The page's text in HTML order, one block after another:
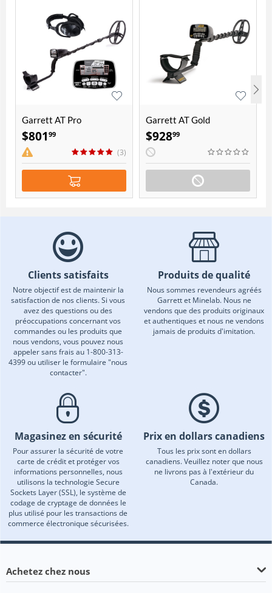
Garrett AT Pro
international
$801 99
(3)
Garrett AT Gold
$92899
Clients satisfaits
Notre objectif est de maintenir la
satisfaction de nos clients. Si vous
avez des questions ou des
préoccupations concernant vos
commandes ou les produits que
nous vendons, vous pouvez nous
appeler sans frais au 1-800-313-
4399 ou utiliser le formulaire "nous
contacter".
Produits de qualité
Nous sommes revendeurs agréés
Garrett et Minelab. Nous ne
vendons que des produits originaux
et authentiques et nous ne vendons
jamais de produits d'imitation.
Magasinez en sécurité
Pour assurer la sécurité de votre
carte de crédit et protéger vos
informations personnelles, nous
utilisons la technologie Secure
Sockets Layer (SSL), le système de
codage de cryptage de données le
plus utilisé pour les transactions de
commerce électronique sécurisées.
Prix en dollars canadiens
Tous les prix sont en dollars
canadiens. Veuillez noter que nous
ne livrons pas à l'extérieur du
Canada.
Achetez chez nous